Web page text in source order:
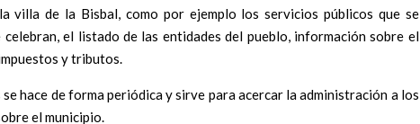
villa de la Bisbal, como por ejemplo los servicios públicos que se
el listado de las entidades del pueblo, información sobre el
y tributos.
hace de forma periódica y sirve para acercar la administración a los
el municipio.